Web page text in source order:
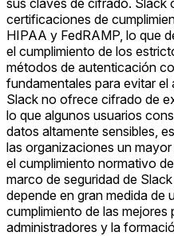
certificaciones de
HIPAA y FedRAMP, lo que
el cumplimiento de los
métodos de autenticación
fundamentales para evitar
Slack no ofrece cifrado de
lo que algunos usuarios
datos altamente sensibles,
las organizaciones un
el cumplimiento normativo
marco de seguridad de
depende en gran medida de
cumplimiento de las
administradores y la